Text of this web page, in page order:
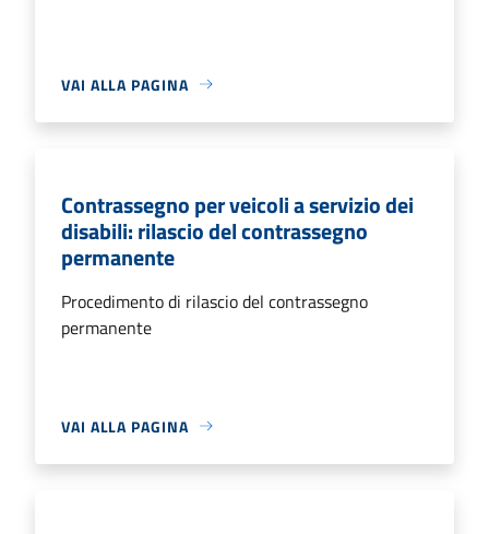
VAI ALLA PAGINA
Contrassegno per veicoli a servizio dei
disabili: rilascio del contrassegno
permanente
Procedimento di rilascio del contrassegno
permanente
VAI ALLA PAGINA